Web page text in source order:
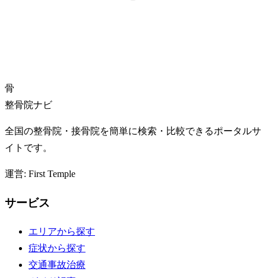
骨
整骨院ナビ
全国の整骨院・接骨院を簡単に検索・比較できるポータルサ
イトです。
運営: First Temple
サービス
エリアから探す
症状から探す
交通事故治療